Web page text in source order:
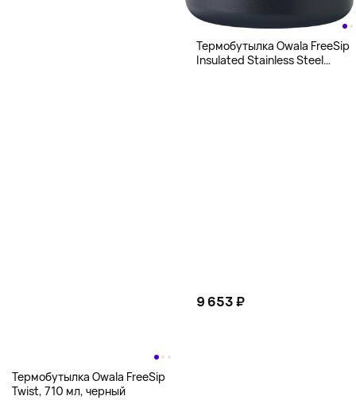
Термобутылка Owala FreeSip
Twist, 710 мл, черный
Термобутылка Owala FreeSip
Insulated Stainless Steel
9 653 ₽